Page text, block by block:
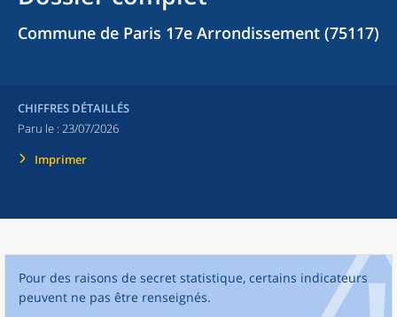
Commune de Paris 17e Arrondissement (75117)
CHIFFRES DÉTAILLÉS
Paru le : 23/07/2026
Imprimer
Pour des raisons de secret statistique, certains indicateurs
peuvent ne pas être renseignés.